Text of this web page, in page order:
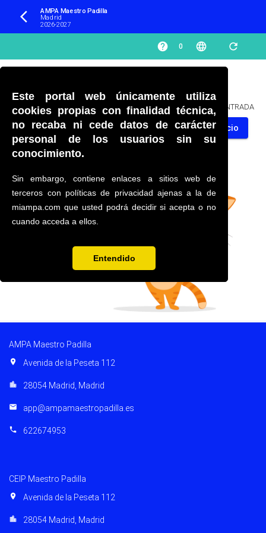
Este portal web únicamente utiliza
cookies propias con finalidad técnica,
no recaba ni cede datos de carácter
personal de los usuarios sin su
conocimiento.
Sin embargo, contiene enlaces a sitios web de
terceros con políticas de privacidad ajenas a la de
miampa.com que usted podrá decidir si acepta o no
cuando acceda a ellos.
Entendido
arrow_back_ios Madrid
2026-2027
help 0 language refresh
PÁGINA NO ENCONTRADA
Volver al inicio
AMPA Maestro Padilla
location_on Avenida de la Peseta 112
location_city 28054 Madrid, Madrid
email app@ampamaestropadilla.es
phone 622674953
CEIP Maestro Padilla
location_on Avenida de la Peseta 112
location_city 28054 Madrid, Madrid